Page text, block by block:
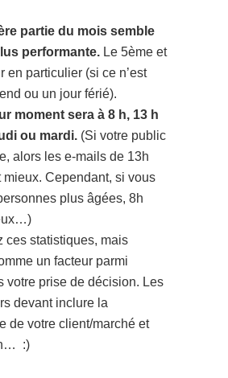
partie du mois semble
performante. Le 5ème et
en particulier (si ce n’est
ou un jour férié).
moment sera à 8 h, 13 h
ou mardi. (Si votre public
alors les e-mails de 13h
mieux. Cependant, si vous
plus âgées, 8h
ces statistiques, mais
un facteur parmi
votre prise de décision. Les
devant inclure la
de votre client/marché et
:)